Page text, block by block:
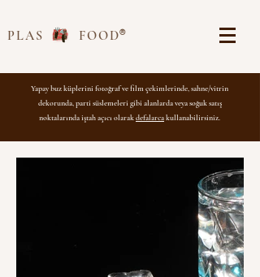
PLAS FOOD®
Yapay buz küplerini fotoğraf ve film çekimlerinde, sahne/vitrin
dekorunda, parti süslemeleri gibi alanlarda veya soğuk satış
noktalarında iştah açıcı olarakdefalarcakullanabilirsiniz.